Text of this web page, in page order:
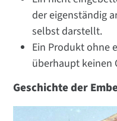
der eigenständig
selbst darstellt.
Ein Produkt ohne
überhaupt keinen
Geschichte der